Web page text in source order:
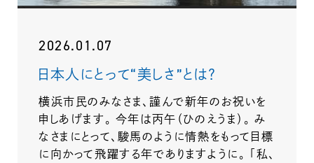
2026.01.07
日本人にとって“美しさ”とは？
横浜市民のみなさま、謹んで新年のお祝いを
申しあげます。 今年は丙午（ひのえうま）。 み
なさまにとって、駿馬のように情熱をもって目標
に向かって飛躍する年でありますように。 「私、